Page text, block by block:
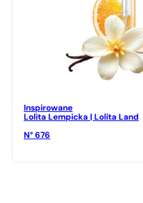
Inspirowane
Lolita Lempicka | Lolita Land
N° 676